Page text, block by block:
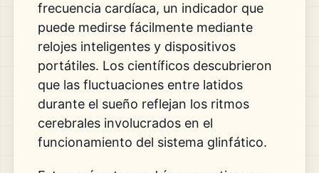
frecuencia cardíaca, un indicador que
puede medirse fácilmente mediante
relojes inteligentes y dispositivos
portátiles. Los científicos descubrieron
que las fluctuaciones entre latidos
durante el sueño reflejan los ritmos
cerebrales involucrados en el
funcionamiento del sistema glinfático.